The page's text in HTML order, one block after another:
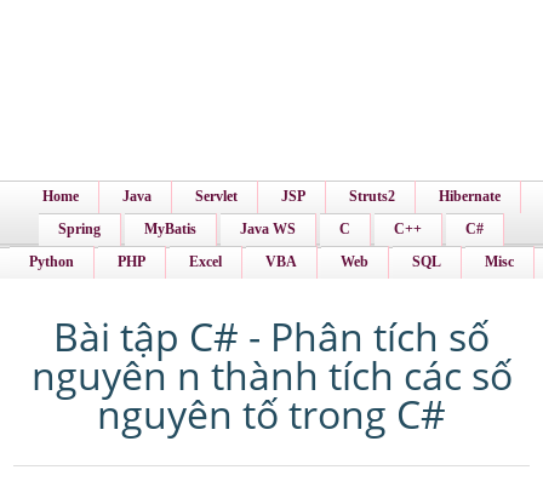
Home Java Servlet JSP Struts2
Hibernate
Spring
MyBatis Java WS C C++
C#
Python
PHP Excel VBA Web SQL Misc
Bài tập C# - Phân tích số
nguyên n thành tích các số
nguyên tố trong C#